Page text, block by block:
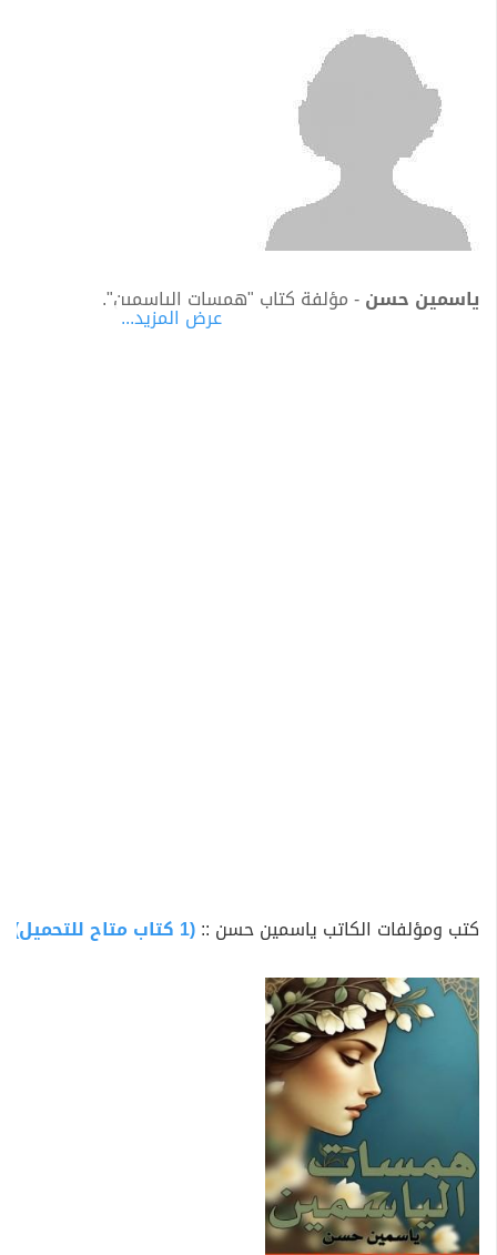
ياسمين حسن- مؤلفة كتاب "همسات الياسمين".
عرض المزيد...
كتب ومؤلفات الكاتب ياسمين حسن ::(1 كتاب متاح للتحميل)